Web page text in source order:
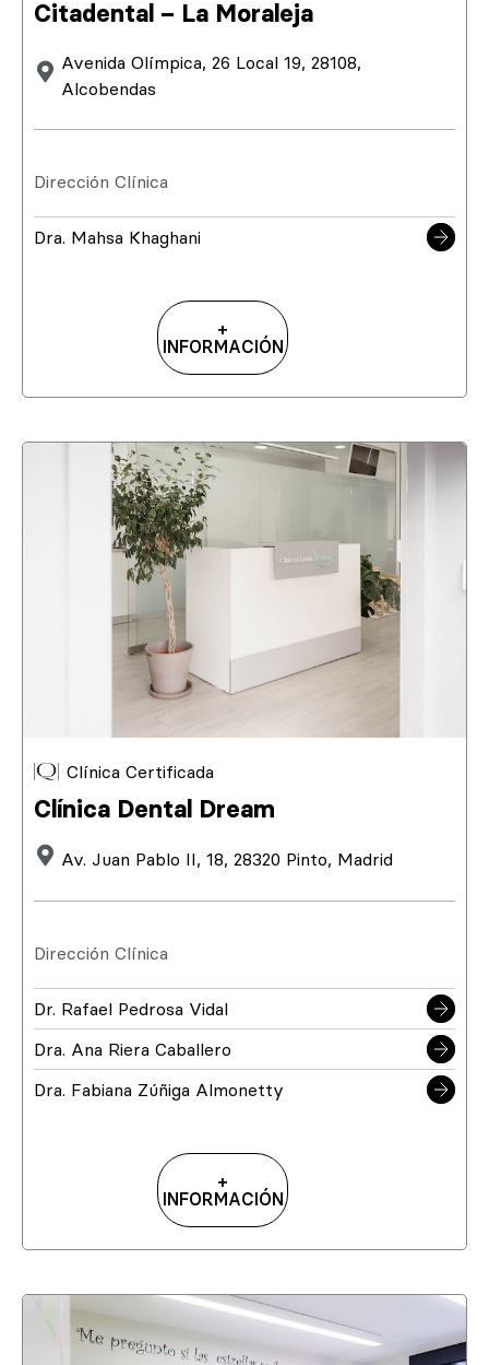
Citadental – La Moraleja
Avenida Olímpica, 26 Local 19, 28108,
Alcobendas
Dirección Clínica
Dra. Mahsa Khaghani
+
INFORMACIÓN
Clínica Certificada
Clínica Dental Dream
Av. Juan Pablo II, 18, 28320 Pinto, Madrid
Dirección Clínica
Dr. Rafael Pedrosa Vidal
Dra. Ana Riera Caballero
Dra. Fabiana Zúñiga Almonetty
+
INFORMACIÓN